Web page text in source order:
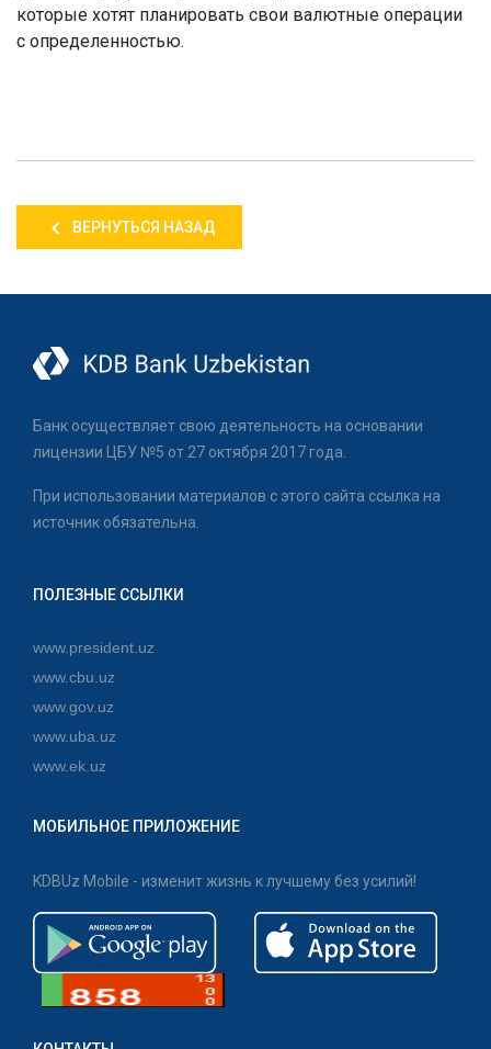
которые хотят планировать свои валютные операции
с определенностью.
ВЕРНУТЬСЯ НАЗАД
Банк осуществляет свою деятельность на основании
лицензии ЦБУ №5 от 27 октября 2017 года.
При использовании материалов с этого сайта ссылка на
источник обязательна.
ПОЛЕЗНЫЕ ССЫЛКИ
www.president.uz
www.cbu.uz
www.gov.uz
www.uba.uz
www.ek.uz
МОБИЛЬНОЕ ПРИЛОЖЕНИЕ
KDBUz Mobile - изменит жизнь к лучшему без усилий!